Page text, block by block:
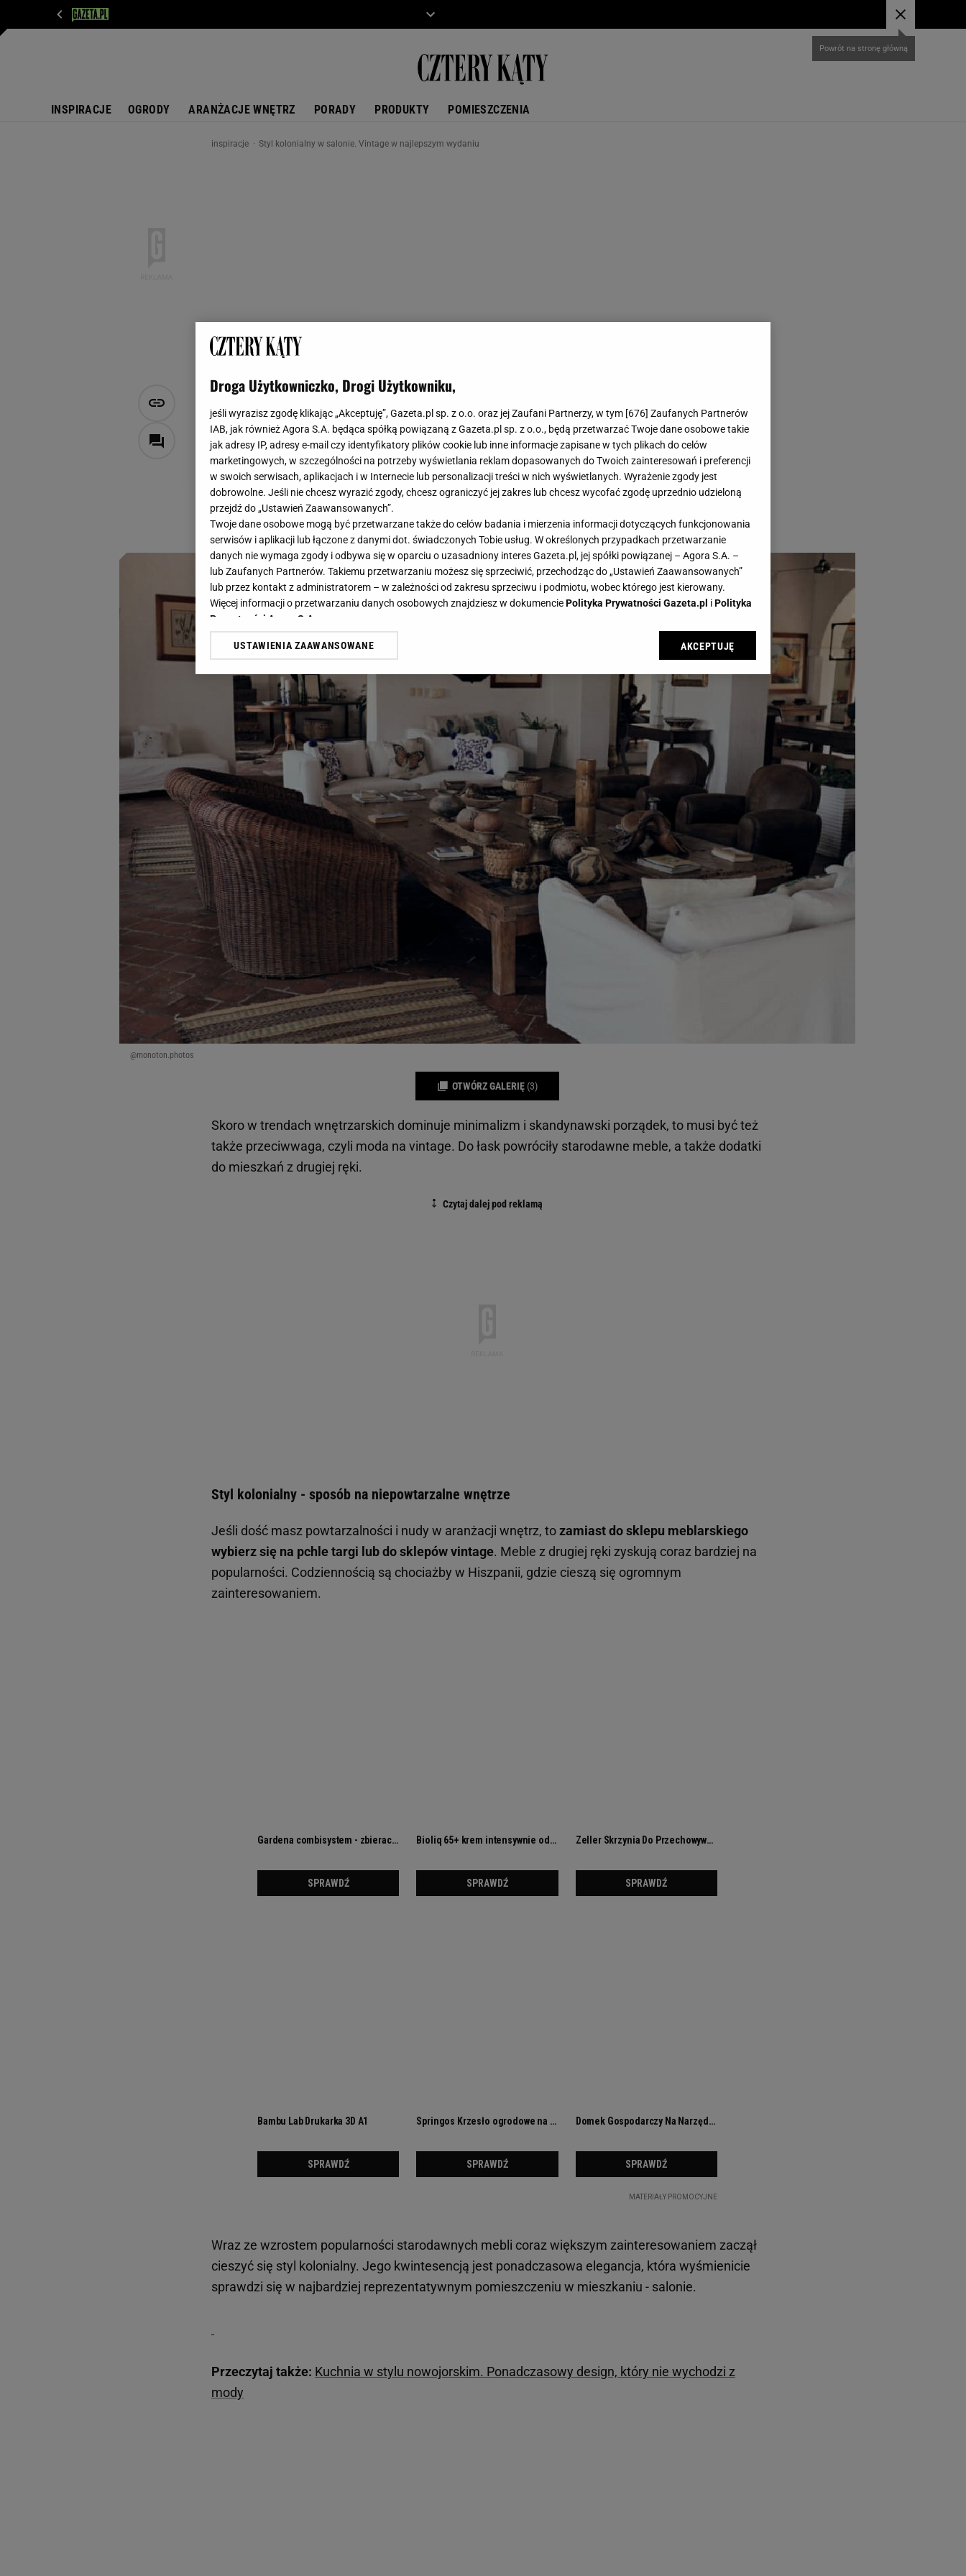
INSPIRACJE OGRODY ARANŻACJE WNĘTRZ PORADY PRODUKTY POMIESZCZENIA
inspiracje Styl kolonialny w salonie. Vintage w najlepszym wydaniu
Styl kolonialny w salonie. Vintage w najlepszym wydaniu
Aleksandra Bitel
7 grudnia 2024, 10:00
Jeśli kochasz meble z duszą, a we wnętrzach szukasz autentyczności to styl kolonialny będzie
dla ciebie. Powrót do przeszłości zapewni nam oryginalne wnętrze, którego aranżacja nada
wyjątkowej aury całemu mieszkaniu.
@monoton.photos
OTWÓRZ GALERIĘ (3)
Skoro w trendach wnętrzarskich dominuje minimalizm i skandynawski porządek, to musi być też
także przeciwwaga, czyli moda na vintage. Do łask powróciły starodawne meble, a także dodatki
do mieszkań z drugiej ręki.
Styl kolonialny - sposób na niepowtarzalne wnętrze
Jeśli dość masz powtarzalności i nudy w aranżacji wnętrz, tozamiast do sklepu meblarskiego
wybierz się na pchle targi lub do sklepów vintage. Meble z drugiej ręki zyskują coraz bardziej na
popularności. Codziennością są chociażby w Hiszpanii, gdzie cieszą się ogromnym
zainteresowaniem.
Wraz ze wzrostem popularności starodawnych mebli coraz większym zainteresowaniem zaczął
cieszyć się styl kolonialny. Jego kwintesencją jest ponadczasowa elegancja, która wyśmienicie
sprawdzi się w najbardziej reprezentatywnym pomieszczeniu w mieszkaniu - salonie.
Przeczytaj także: Kuchnia w stylu nowojorskim. Ponadczasowy design, który nie wychodzi z
mody
Droga Użytkowniczko, Drogi Użytkowniku,
jeśli wyrazisz zgodę klikając „Akceptuję”, Gazeta.pl sp. z o.o. oraz jej Zaufani Partnerzy, w tym [676] Zaufanych Partnerów
IAB, jak również Agora S.A. będąca spółką powiązaną z Gazeta.pl sp. z o.o., będą przetwarzać Twoje dane osobowe takie
jak adresy IP, adresy e-mail czy identyfikatory plików cookie lub inne informacje zapisane w tych plikach do celów
marketingowych, w szczególności na potrzeby wyświetlania reklam dopasowanych do Twoich zainteresowań i preferencji
w swoich serwisach, aplikacjach i w Internecie lub personalizacji treści w nich wyświetlanych. Wyrażenie zgody jest
dobrowolne. Jeśli nie chcesz wyrazić zgody, chcesz ograniczyć jej zakres lub chcesz wycofać zgodę uprzednio udzieloną
przejdź do „Ustawień Zaawansowanych”.
Twoje dane osobowe mogą być przetwarzane także do celów badania i mierzenia informacji dotyczących funkcjonowania
serwisów i aplikacji lub łączone z danymi dot. świadczonych Tobie usług. W określonych przypadkach przetwarzanie
danych nie wymaga zgody i odbywa się w oparciu o uzasadniony interes Gazeta.pl, jej spółki powiązanej – Agora S.A. –
lub Zaufanych Partnerów. Takiemu przetwarzaniu możesz się sprzeciwić, przechodząc do „Ustawień Zaawansowanych”
lub przez kontakt z administratorem – w zależności od zakresu sprzeciwu i podmiotu, wobec którego jest kierowany.
Więcej informacji o przetwarzaniu danych osobowych znajdziesz w dokumenciePolityka Prywatności Gazeta.pl iPolityka
Prywatności Agora S.A.
Klikając „Akceptuję” wyrażasz też zgodę na zainstalowanie i przechowywanie plików cookie Gazeta.pl sp. z o.o., jej
dotyczące plików cookie, wywołując narzędzie do zarządzania twoimi preferencjami dot. przetwarzania danych poprzez
odnośnik „Ustawienia prywatności ” w stopce serwisu i przechodząc do „Ustawień Zaawansowanych”. Zmiana ustawień
plików cookie możliwa jest także za pomocą ustawień przeglądarki.
My, nasi Zaufani Partnerzy i Agora S.A. możemy przetwarzać dane osobowe w następujących celach:
Użycie dokładnych danych geolokalizacyjnych. Aktywne skanowanie charakterystyki urządzenia do celów identyfikacji.
Przechowywanie informacji na urządzeniu lub dostęp do nich. Spersonalizowane reklamy i treści, pomiar reklam i treści,
badnie odbiorców i ulepszanie usług.Lista Zaufanych Partnerów
USTAWIENIA ZAAWANSOWANE AKCEPTUJĘ